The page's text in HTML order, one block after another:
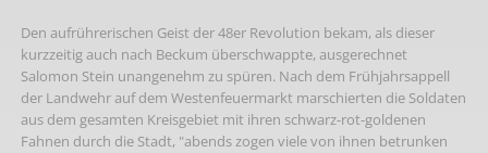
Den aufrührerischen Geist der 48er Revolution bekam, als dieser
kurzzeitig auch nach Beckum überschwappte, ausgerechnet
Salomon Stein unangenehm zu spüren. Nach dem Frühjahrsappell
der Landwehr auf dem Westenfeuermarkt marschierten die Soldaten
aus dem gesamten Kreisgebiet mit ihren schwarz-rot-goldenen
Fahnen durch die Stadt, "abends zogen viele von ihnen betrunken